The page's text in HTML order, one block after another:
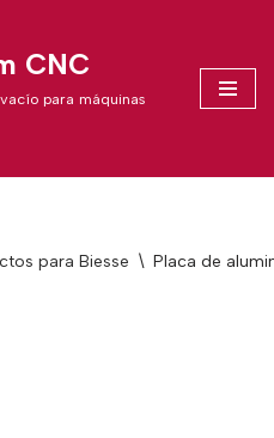
CNC
para máquinas
para Biesse \ Placa de